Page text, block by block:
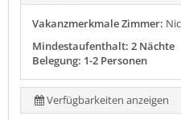
Vakanzmerkmale Zimmer:
Mindestaufenthalt: 2 Nächte
Belegung: 1-2 Personen
Verfügbarkeiten anzeigen